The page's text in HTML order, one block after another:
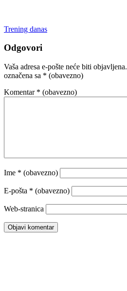
Trening danas
Odgovori
Vaša adresa e-pošte neće biti objavljena.
označena sa * (obavezno)
Komentar * (obavezno)
Ime * (obavezno)
E-pošta * (obavezno)
Web-stranica